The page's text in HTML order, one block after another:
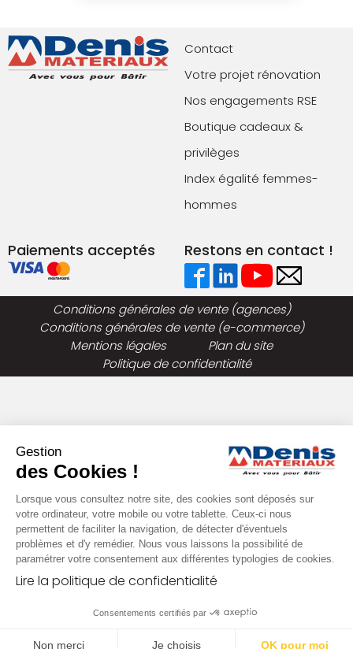
Contact
Votre projet rénovation
Nos engagements RSE
Boutique cadeaux &
privilèges
Index égalité femmes-
hommes
Paiements acceptés Restons en contact !
Conditions générales de vente (agences)
Conditions générales de vente (e-commerce)
Mentions légales
Plan du site
Politique de confidentialité
Gestion
des Cookies !
Lorsque vous consultez notre site, des cookies sont déposés sur
votre ordinateur, votre mobile ou votre tablette. Ceux-ci nous
permettent de faciliter la navigation, de détecter d'éventuels
problèmes et d'y remédier. Nous vous laissons la possibilité de
paramétrer votre consentement aux différentes typologies de cookies.
Lire la politique de confidentialité
Consentements certifiés par
Non merci Je choisis OK pour moi